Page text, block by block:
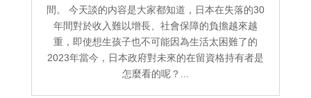
間。 今天談的内容是大家都知道，日本在失落的30
年間對於收入難以增長、社會保障的負擔越來越
重，即使想生孩子也不可能因為生活太困難了的
2023年當今，日本政府對未來的在留資格持有者是
怎麼看的呢？...